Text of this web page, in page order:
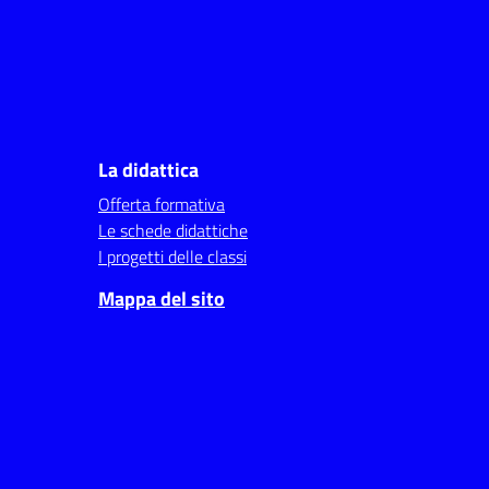
La didattica
Offerta formativa
Le schede didattiche
I progetti delle classi
Mappa del sito